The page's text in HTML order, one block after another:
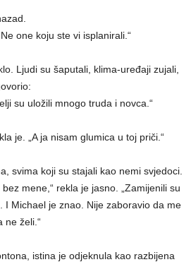
one koju ste vi isplanirali.“
Ljudi su šaputali, klima-uređaji zujali,
su uložili mnogo truda i novca.“
je. „A ja nisam glumica u toj priči.“
svima koji su stajali kao nemi svjedoci.
mene,“ rekla je jasno. „Zamijenili su
I Michael je znao. Nije zaboravio da me
ne želi.“
istina je odjeknula kao razbijena